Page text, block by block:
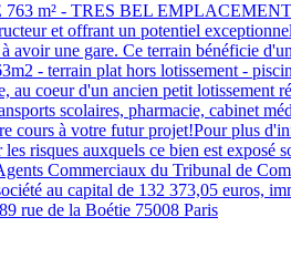
- TRES BEL
et offrant un potentiel
une gare. Ce terrain bénéficie
- terrain plat hors lotissement -
coeur d'un ancien petit
scolaires, pharmacie, cabinet
cours à votre futur projet!Pour plus
risques auxquels ce bien est
Commerciaux du Tribunal de
au capital de 132 373,05 euros,
rue de la Boétie 75008 Paris